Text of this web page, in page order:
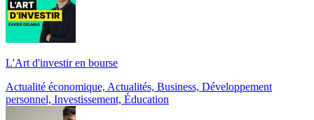
L'Art d'investir en bourse
Actualité économique, Actualités, Business, Développement
personnel, Investissement, Éducation